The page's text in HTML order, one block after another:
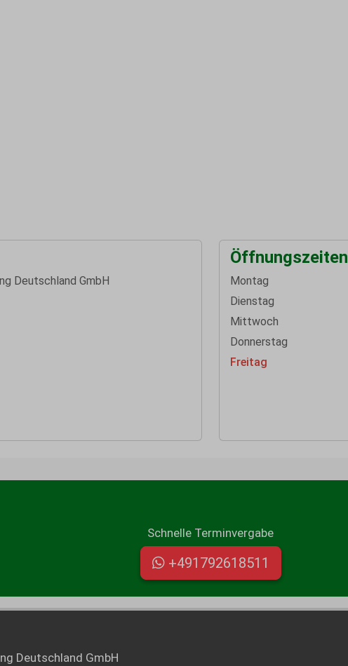
Deutschland GmbH
Öffnungszeiten
Montag
Dienstag
Mittwoch
Donnerstag
Freitag
Schnelle Terminvergabe
+491792618511
Deutschland GmbH